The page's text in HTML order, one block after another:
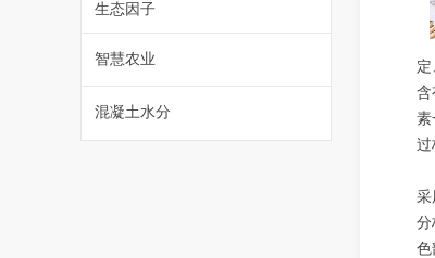
含
素
过
采
分
色
生态因子
智慧农业
混凝土水分